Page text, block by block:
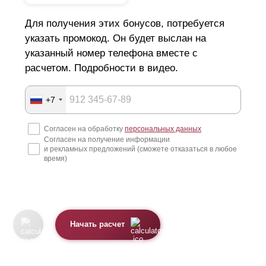
Для получения этих бонусов, потребуется
указать промокод. Он будет выслан на
указанный номер телефона вместе с
расчетом. Подробности в видео.
+7
Согласен на обработку персональных данных
Согласен на получение информации
и рекламных предложений (сможете отказаться в любое
время)
Начать расчет